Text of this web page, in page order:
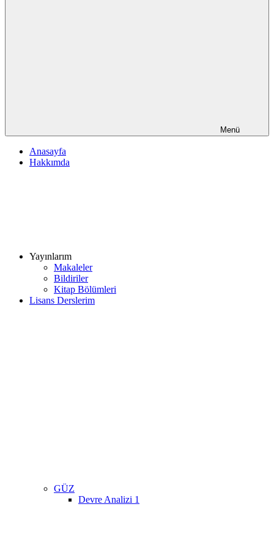
Menü
Anasayfa
Hakkımda
Yayınlarım
Makaleler
Bildiriler
Kitap Bölümleri
Lisans Derslerim
GÜZ
Devre Analizi 1